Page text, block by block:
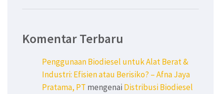
Komentar Terbaru
Penggunaan Biodiesel untuk Alat Berat &
Industri: Efisien atau Berisiko? – Afna Jaya
Pratama, PT mengenai Distribusi Biodiesel